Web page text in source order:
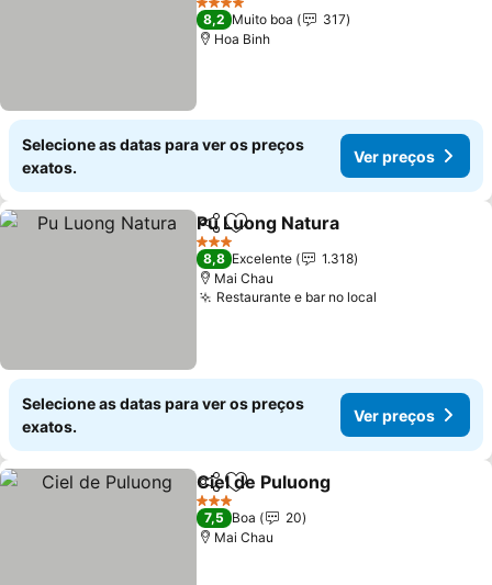
4 Estrelas
8,2 Muito boa
317
Hoa Binh
Selecione as datas para ver os preços
exatos.
Ver preços
PartilharAdicionar aos favoritos
Pu Luong Natura
3 Estrelas
8,8 Excelente
1.318
Mai Chau
Restaurante e bar no local
Selecione as datas para ver os preços
exatos.
Ver preços
PartilharAdicionar aos favoritos
Ciel de Puluong
3 Estrelas
7,5 Boa
20
Mai Chau